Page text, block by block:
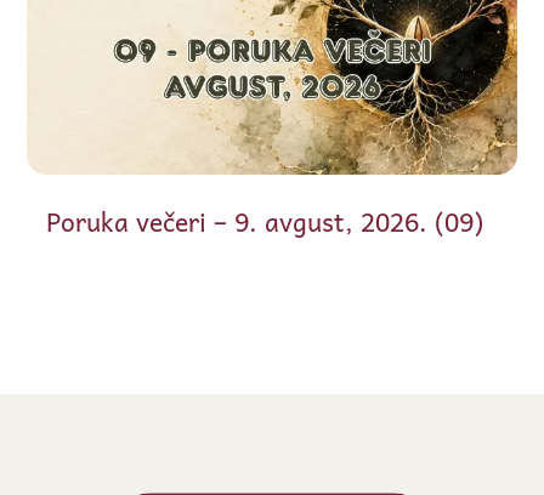
Poruka večeri – 9. avgust, 2026. (09)